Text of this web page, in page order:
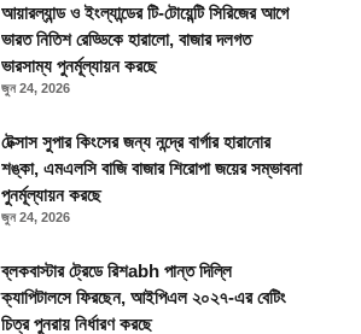
আয়ারল্যান্ড ও ইংল্যান্ডের টি-টোয়েন্টি সিরিজের আগে
ভারত নিতিশ রেড্ডিকে হারালো, বাজার দলগত
ভারসাম্য পুনর্মূল্যায়ন করছে
জুন 24, 2026
টেক্সাস সুপার কিংসের জন্য নন্দ্রে বার্গার হারানোর
শঙ্কা, এমএলসি বাজি বাজার শিরোপা জয়ের সম্ভাবনা
পুনর্মূল্যায়ন করছে
জুন 24, 2026
ব্লকবাস্টার ট্রেডে রিশabh পান্ত দিল্লি
ক্যাপিটালসে ফিরছেন, আইপিএল ২০২৭-এর বেটিং
চিত্র পুনরায় নির্ধারণ করছে